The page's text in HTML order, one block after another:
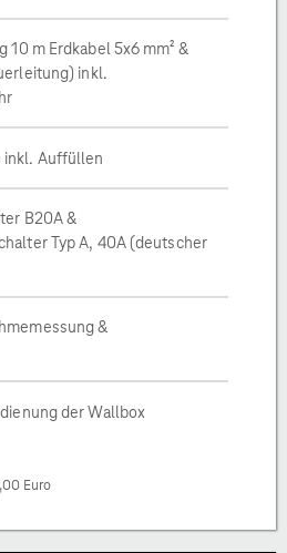
10 m Erdkabel 5x6 mm² &
inkl.
inkl. Auffüllen
B20A &
Typ A, 40A (deutscher
&
der Wallbox
Euro